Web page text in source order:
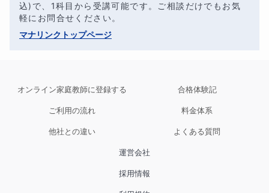
込)で、1科目から受講可能です。ご相談だけでもお気
軽にお問合せください。
マナリンクトップページ
オンライン家庭教師に登録する 合格体験記
ご利用の流れ 料金体系
他社との違い よくある質問
運営会社
採用情報